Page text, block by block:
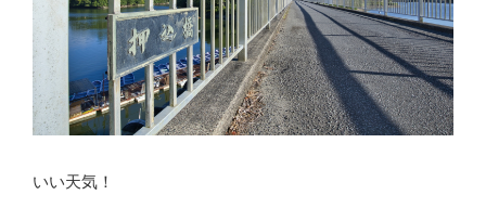
いい天気！